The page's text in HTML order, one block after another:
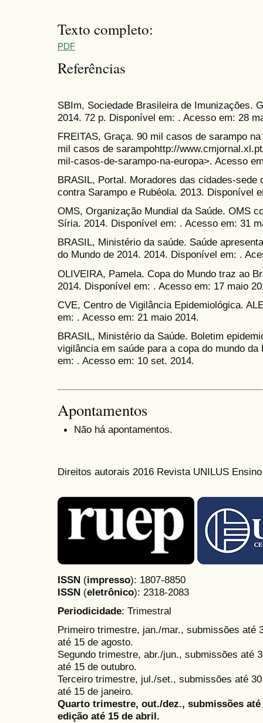
Texto completo:
PDF
Referências
SBIm, Sociedade Brasileira de Imunizações.
2014. 72 p. Disponível em: . Acesso em: 28
FREITAS, Graça. 90 mil casos de sarampo
mil casos de sarampohttp://
mil-casos-de-sarampo-na-europa>. Acesso
BRASIL, Portal. Moradores das cidades-sede
contra Sarampo e Rubéola. 2013. Disponível
OMS, Organização Mundial da Saúde. OMS
Síria. 2014. Disponível em: . Acesso em: 31
BRASIL, Ministério da saúde. Saúde
do Mundo de 2014. 2014. Disponível em: .
OLIVEIRA, Pamela. Copa do Mundo traz ao
2014. Disponível em: . Acesso em: 17 maio
CVE, Centro de Vigilância Epidemiológica.
em: . Acesso em: 21 maio 2014.
BRASIL, Ministério da Saúde. Boletim
vigilância em saúde para a copa do mundo
em: . Acesso em: 10 set. 2014.
Apontamentos
Não há apontamentos.
Direitos autorais 2016 Revista UNILUS
ISSN (impresso): 1807-8850
ISSN (eletrônico): 2318-2083
Periodicidade: Trimestral
Primeiro trimestre, jan./mar., submissões até
até 15 de agosto.
Segundo trimestre, abr./jun., submissões até
até 15 de outubro.
Terceiro trimestre, jul./set., submissões até
até 15 de janeiro.
Quarto trimestre, out./dez., submissões
edição até 15 de abril.